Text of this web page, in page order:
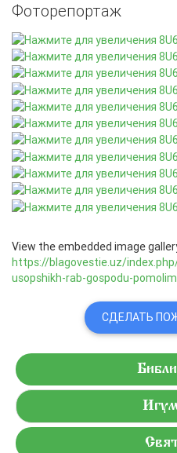
Фоторепортаж
View the embedded image
https://blagovestie.uz/
usopshikh-rab-gospodu-
СДЕЛАТЬ